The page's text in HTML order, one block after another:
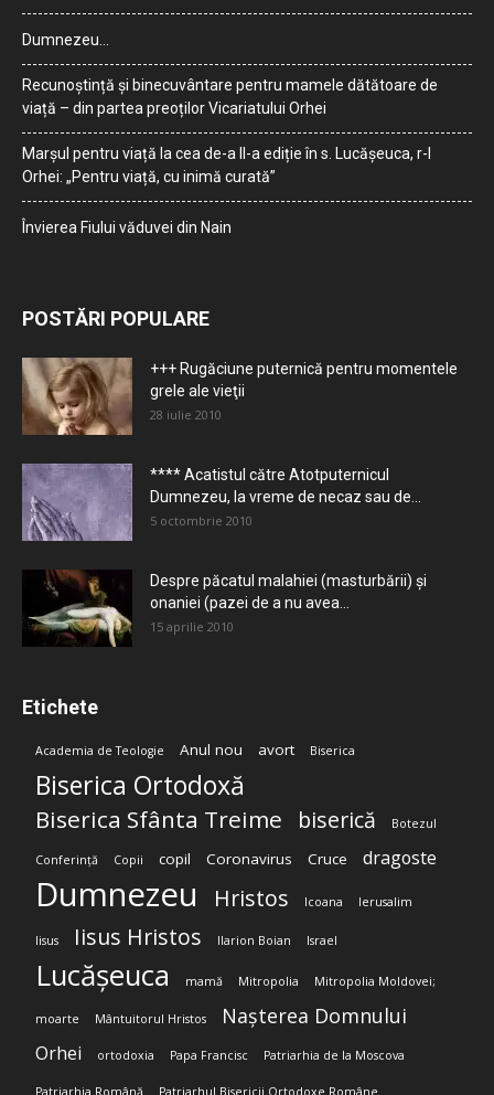
Dumnezeu…
Recunoștință și binecuvântare pentru mamele dătătoare de
viață – din partea preoților Vicariatului Orhei
Marșul pentru viață la cea de-a II-a ediție în s. Lucășeuca, r-l
Orhei: „Pentru viață, cu inimă curată”
Învierea Fiului văduvei din Nain
POSTĂRI POPULARE
+++ Rugăciune puternică pentru momentele
grele ale vieţii
28 iulie 2010
**** Acatistul către Atotputernicul
Dumnezeu, la vreme de necaz sau de...
5 octombrie 2010
Despre păcatul malahiei (masturbării) şi
onaniei (pazei de a nu avea...
15 aprilie 2010
Etichete
Academia de Teologie Anul nou avort Biserica
Biserica Ortodoxă
Biserica Sfânta Treime biserică Botezul
Conferință Copii copil Coronavirus Cruce dragoste
Dumnezeu Hristos Icoana Ierusalim
Iisus Iisus Hristos Ilarion Boian Israel
Lucășeuca mamă Mitropolia Mitropolia Moldovei;
moarte Mântuitorul Hristos Nașterea Domnului
Orhei ortodoxia Papa Francisc Patriarhia de la Moscova